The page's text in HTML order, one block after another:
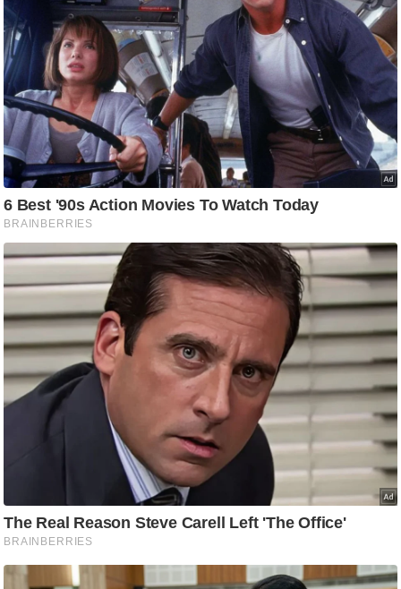
ष
ण
स
म
सा
म
यि
क
मा
तृ
भू
मि
स्तं
भ
ए
म
आ
ई
चा